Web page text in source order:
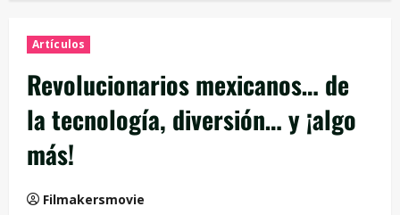
Artículos
Revolucionarios mexicanos… de
la tecnología, diversión… y ¡algo
más!
Filmakersmovie